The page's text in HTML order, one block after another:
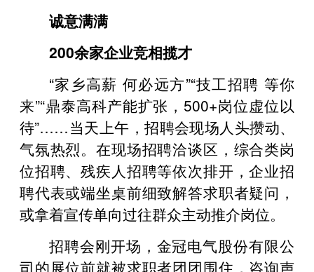
诚意满满
200余家企业竞相揽才
“家乡高薪 何必远方”“技工招聘 等你
来”“鼎泰高科产能扩张，500+岗位虚位以
待”……当天上午，招聘会现场人头攒动、
气氛热烈。在现场招聘洽谈区，综合类岗
位招聘、残疾人招聘等依次排开，企业招
聘代表或端坐桌前细致解答求职者疑问，
或拿着宣传单向过往群众主动推介岗位。
招聘会刚开场，金冠电气股份有限公
司的展位前就被求职者团团围住，咨询声